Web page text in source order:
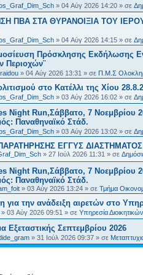
» 04 Αύγ 2026 14:20 » σε
ΠΒΑ ΣΤΑ ΘΥΡΑΝΟΙΞΙΑ ΤΟΥ
» 04 Αύγ 2026 14:15 » σε
Πρόσκλησης Εκδήλωσης
Περιοχών¨
» 04 Αύγ 2026 13:31 » σε Π.Μ.Σ
στο Κατέλλι της Χίου
» 03 Αύγ 2026 16:02 » σε
Night Run,Σάββατο, 7 Νοεμβρίου
Παναθηναϊκό Στάδ.
» 03 Αύγ 2026 13:02 » σε
ΕΓΓΥΣ ΔΙΑΣΤΗΜΑΤΟΣ
» 27 Ιούλ 2026 11:31 » σε
Night Run,Σάββατο, 7 Νοεμβρίου
Παναθηναϊκό Στάδ.
» 03 Αύγ 2026 13:24 » σε Τμήμα
για την ανάδειξη αιρετών στο
» 03 Αύγ 2026 09:51 » σε Υπηρεσία
Εξεταστικής Σεπτεμβρίου 2026
» 31 Ιούλ 2026 09:37 » σε